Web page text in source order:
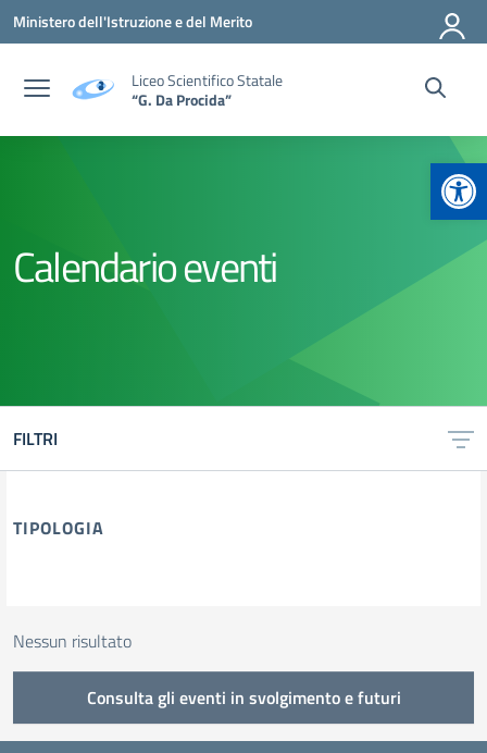
Vai ai contenuti
Vai al menu di navigazione
Vai al footer
Ministero dell'Istruzione e del Merito
Liceo Scientifico Statale
“G. Da Procida”
Calendario eventi
FILTRI
TIPOLOGIA
Nessun risultato
Consulta gli eventi in svolgimento e futuri